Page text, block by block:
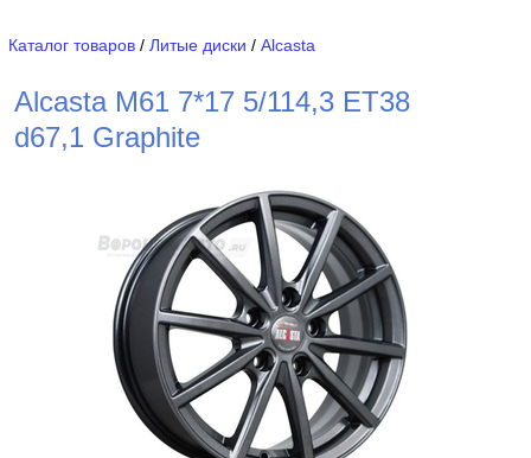
Каталог товаров / Литые диски / Alcasta
Alcasta M61 7*17 5/114,3 ET38
d67,1 Graphite